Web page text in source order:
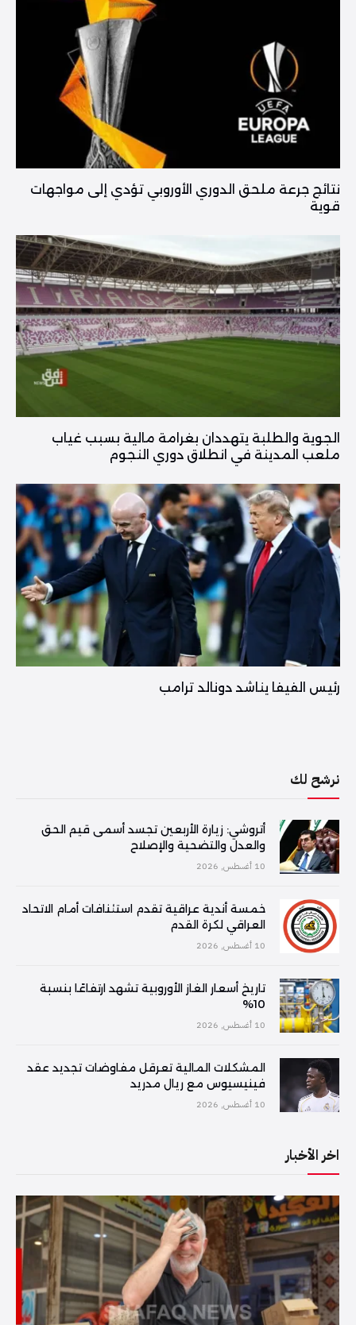
نتائج جرعة ملحق الدوري الأوروبي تؤدي إلى مواجهات
قوية
الجوية والطلبة يتهددان بغرامة مالية بسبب غياب
ملعب المدينة في انطلاق دوري النجوم
رئيس الفيفا يناشد دونالد ترامب
نرشح لك
أتروشي: زيارة الأربعين تجسد أسمى قيم الحق
والعدل والتضحية والإصلاح
10 أغسطس, 2026
خمسة أندية عراقية تقدم استئنافات أمام الاتحاد
العراقي لكرة القدم
10 أغسطس, 2026
تاريخ أسعار الغاز الأوروبية تشهد ارتفاعًا بنسبة
10%
10 أغسطس, 2026
المشكلات المالية تعرقل مفاوضات تجديد عقد
فينيسيوس مع ريال مدريد
10 أغسطس, 2026
اخر الأخبار